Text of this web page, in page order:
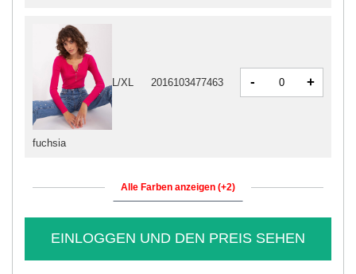
fuchsia
L/XL 2016103477463 - +
Alle Farben anzeigen (+2)
EINLOGGEN UND DEN PREIS SEHEN